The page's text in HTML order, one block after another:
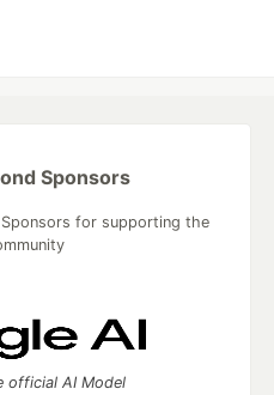
Sponsors
for supporting the
official AI Model